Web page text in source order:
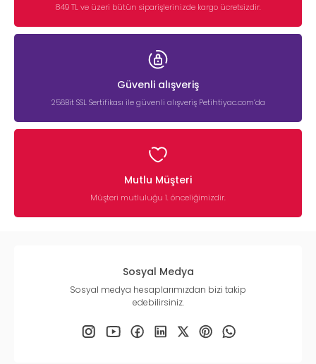
849 TL ve üzeri bütün siparişlerinizde kargo ücretsizdir.
Güvenli alışveriş
256Bit SSL Sertifikası ile güvenli alışveriş Petihtiyac.com’da
Mutlu Müşteri
Müşteri mutluluğu 1. önceliğimizdir.
Sosyal Medya
Sosyal medya hesaplarımızdan bizi takip
edebilirsiniz.